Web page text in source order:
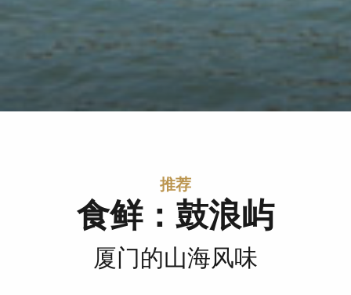
推荐
食鲜：鼓浪屿
厦门的山海风味